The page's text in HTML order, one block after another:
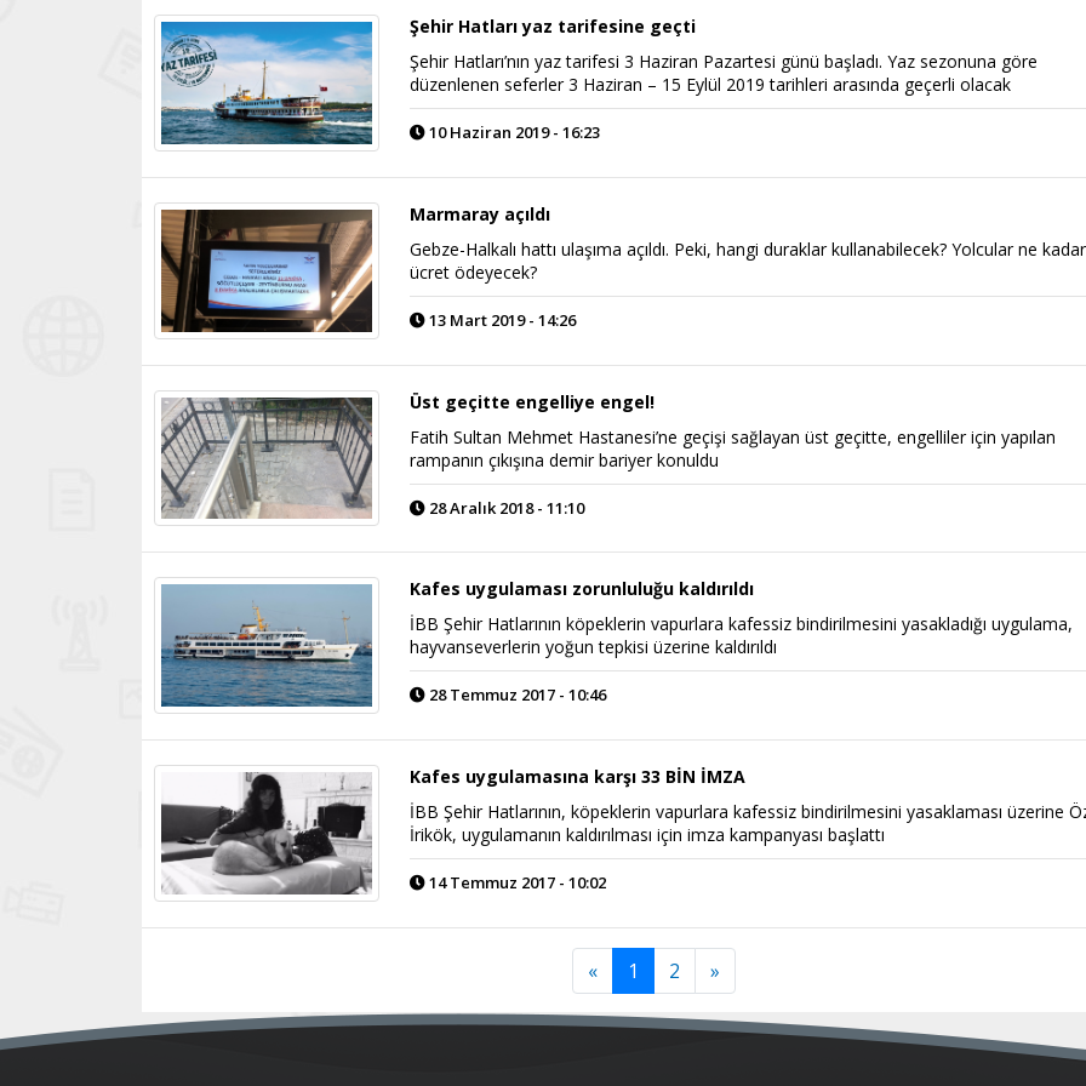
Şehir Hatları yaz tarifesine geçti
Şehir Hatları’nın yaz tarifesi 3 Haziran Pazartesi günü başladı. Yaz sezonuna göre
düzenlenen seferler 3 Haziran – 15 Eylül 2019 tarihleri arasında geçerli olacak
10 Haziran 2019 - 16:23
Marmaray açıldı
Gebze-Halkalı hattı ulaşıma açıldı. Peki, hangi duraklar kullanabilecek? Yolcular ne kadar
ücret ödeyecek?
13 Mart 2019 - 14:26
Üst geçitte engelliye engel!
Fatih Sultan Mehmet Hastanesi’ne geçişi sağlayan üst geçitte, engelliler için yapılan
rampanın çıkışına demir bariyer konuldu
28 Aralık 2018 - 11:10
Kafes uygulaması zorunluluğu kaldırıldı
İBB Şehir Hatlarının köpeklerin vapurlara kafessiz bindirilmesini yasakladığı uygulama,
hayvanseverlerin yoğun tepkisi üzerine kaldırıldı
28 Temmuz 2017 - 10:46
Kafes uygulamasına karşı 33 BİN İMZA
İBB Şehir Hatlarının, köpeklerin vapurlara kafessiz bindirilmesini yasaklaması üzerine
İrikök, uygulamanın kaldırılması için imza kampanyası başlattı
14 Temmuz 2017 - 10:02
« 1 2 »